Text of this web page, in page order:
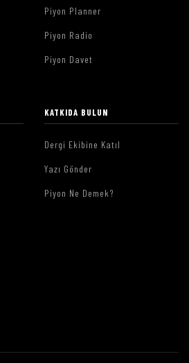
Piyon Planner
Piyon Radio
Piyon Davet
KATKIDA BULUN
Dergi Ekibine Katıl
Yazı Gönder
Piyon Ne Demek?